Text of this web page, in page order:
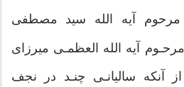
مرحوم آيه الله سيد مصطفى
آيه الله العظمـى ميرزاى
آنكه ساليانـى چنـد در نجف